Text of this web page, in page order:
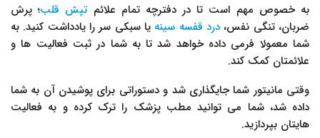
به خصوص مهم است تا در دفترچه تمام علائم تپش قلب؛ پرش
ضربان، تنگی نفس، درد قفسه سینه یا سبکی سر را یادداشت کنید. به
شما معمولا فرمی داده خواهد شد تا به شما در ثبت فعالیت ها و
علائمتان کمک کند.
وقتی مانیتور شما جایگذاری شد و دستوراتی برای پوشیدن آن به شما
داده شد، شما می توانید مطب پزشک را ترک کرده و به فعالیت
هایتان بپردازید.